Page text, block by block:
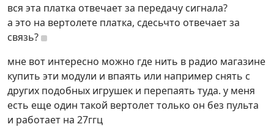
вся эта платка отвечает за передачу сигнала?
а это на вертолете платка, сдесьчто отвечает за
связь?
мне вот интересно можно где нить в радио магазине
купить эти модули и впаять или например снять с
других подобных игрушек и перепаять туда. у меня
есть еще один такой вертолет только он без пульта
и работает на 27ггц